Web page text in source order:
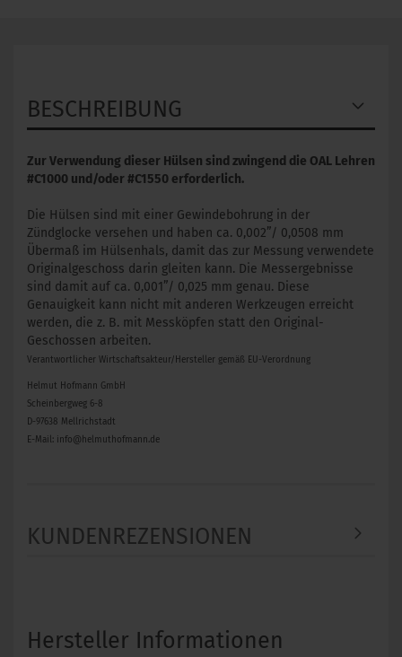
BESCHREIBUNG
Zur Verwendung dieser Hülsen sind zwingend die OAL Lehren
#C1000 und/oder #C1550 erforderlich.
​Die Hülsen sind mit einer Gewindebohrung in der
Zündglocke versehen und haben ca. 0,002”/ 0,0508 mm
Übermaß im Hülsenhals, damit das zur Messung verwendete
Originalgeschoss darin gleiten kann. Die Messergebnisse
sind damit auf ca. 0,001”/ 0,025 mm genau. Diese
Genauigkeit kann nicht mit anderen Werkzeugen erreicht
werden, die z. B. mit Messköpfen statt den Original-
Geschossen arbeiten.
Verantwortlicher Wirtschaftsakteur/Hersteller gemäß EU-Verordnung
Helmut Hofmann GmbH
Scheinbergweg 6-8
D-97638 Mellrichstadt
E-Mail: info@helmuthofmann.de
KUNDENREZENSIONEN
Hersteller Informationen